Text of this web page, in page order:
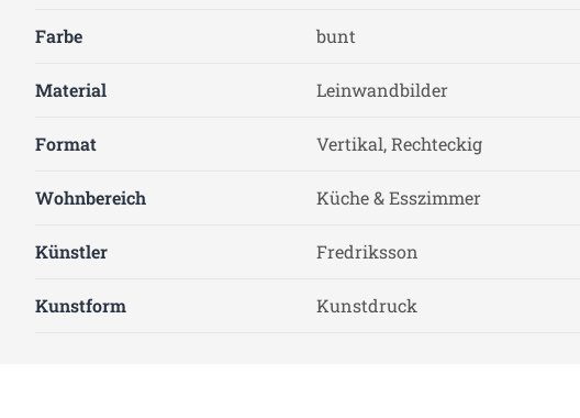
Farbe bunt
Material Leinwandbilder
Format Vertikal, Rechteckig
Wohnbereich Küche & Esszimmer
Künstler Fredriksson
Kunstform Kunstdruck